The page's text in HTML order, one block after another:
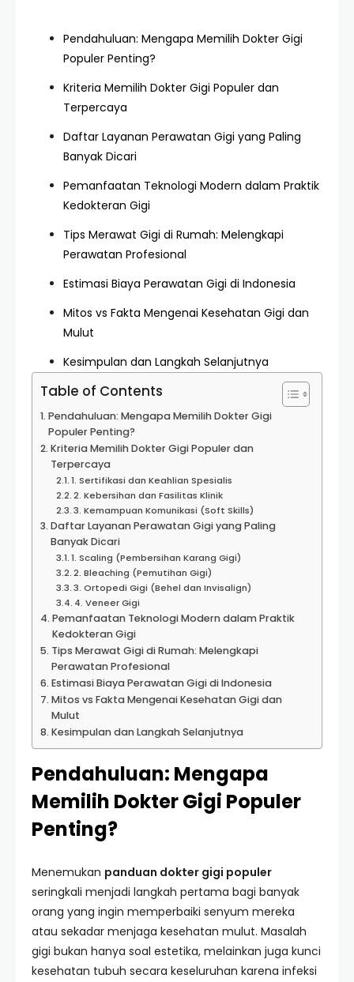
Pendahuluan: Mengapa Memilih Dokter Gigi
Populer Penting?
Kriteria Memilih Dokter Gigi Populer dan
Terpercaya
Daftar Layanan Perawatan Gigi yang Paling
Banyak Dicari
Pemanfaatan Teknologi Modern dalam Praktik
Kedokteran Gigi
Tips Merawat Gigi di Rumah: Melengkapi
Perawatan Profesional
Estimasi Biaya Perawatan Gigi di Indonesia
Mitos vs Fakta Mengenai Kesehatan Gigi dan
Mulut
Kesimpulan dan Langkah Selanjutnya
Table of Contents
Pendahuluan: Mengapa Memilih Dokter Gigi
Populer Penting?
Kriteria Memilih Dokter Gigi Populer dan
Terpercaya
1. Sertifikasi dan Keahlian Spesialis
2. Kebersihan dan Fasilitas Klinik
3. Kemampuan Komunikasi (Soft Skills)
Daftar Layanan Perawatan Gigi yang Paling
Banyak Dicari
1. Scaling (Pembersihan Karang Gigi)
2. Bleaching (Pemutihan Gigi)
3. Ortopedi Gigi (Behel dan Invisalign)
4. Veneer Gigi
Pemanfaatan Teknologi Modern dalam Praktik
Kedokteran Gigi
Tips Merawat Gigi di Rumah: Melengkapi
Perawatan Profesional
Estimasi Biaya Perawatan Gigi di Indonesia
Mitos vs Fakta Mengenai Kesehatan Gigi dan
Mulut
Kesimpulan dan Langkah Selanjutnya
Pendahuluan: Mengapa
Memilih Dokter Gigi Populer
Penting?
Menemukan panduan dokter gigi populer
seringkali menjadi langkah pertama bagi banyak
orang yang ingin memperbaiki senyum mereka
atau sekadar menjaga kesehatan mulut. Masalah
gigi bukan hanya soal estetika, melainkan juga kunci
kesehatan tubuh secara keseluruhan karena infeksi